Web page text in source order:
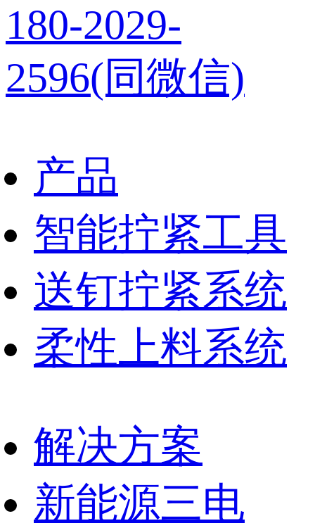
180-2029-
2596(同微信)
产品
智能拧紧工具
送钉拧紧系统
柔性上料系统
解决方案
新能源三电